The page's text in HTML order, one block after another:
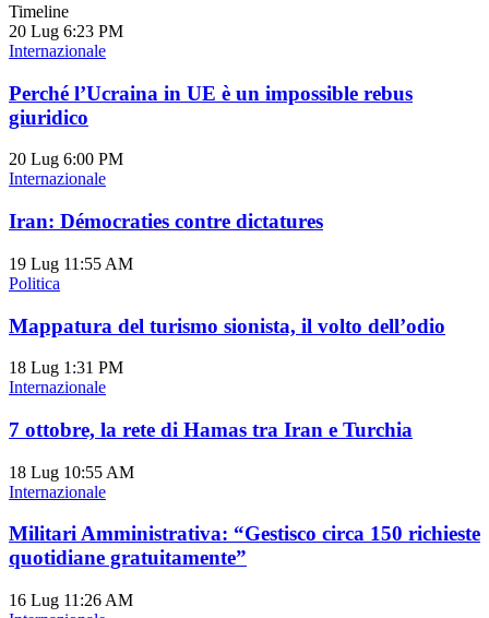
Timeline
20 Lug 6:23 PM
Internazionale
Perché l’Ucraina in UE è un impossible rebus
giuridico
20 Lug 6:00 PM
Internazionale
Iran: Démocraties contre dictatures
19 Lug 11:55 AM
Politica
Mappatura del turismo sionista, il volto dell’odio
18 Lug 1:31 PM
Internazionale
7 ottobre, la rete di Hamas tra Iran e Turchia
18 Lug 10:55 AM
Internazionale
Militari Amministrativa: “Gestisco circa 150 richieste
quotidiane gratuitamente”
16 Lug 11:26 AM